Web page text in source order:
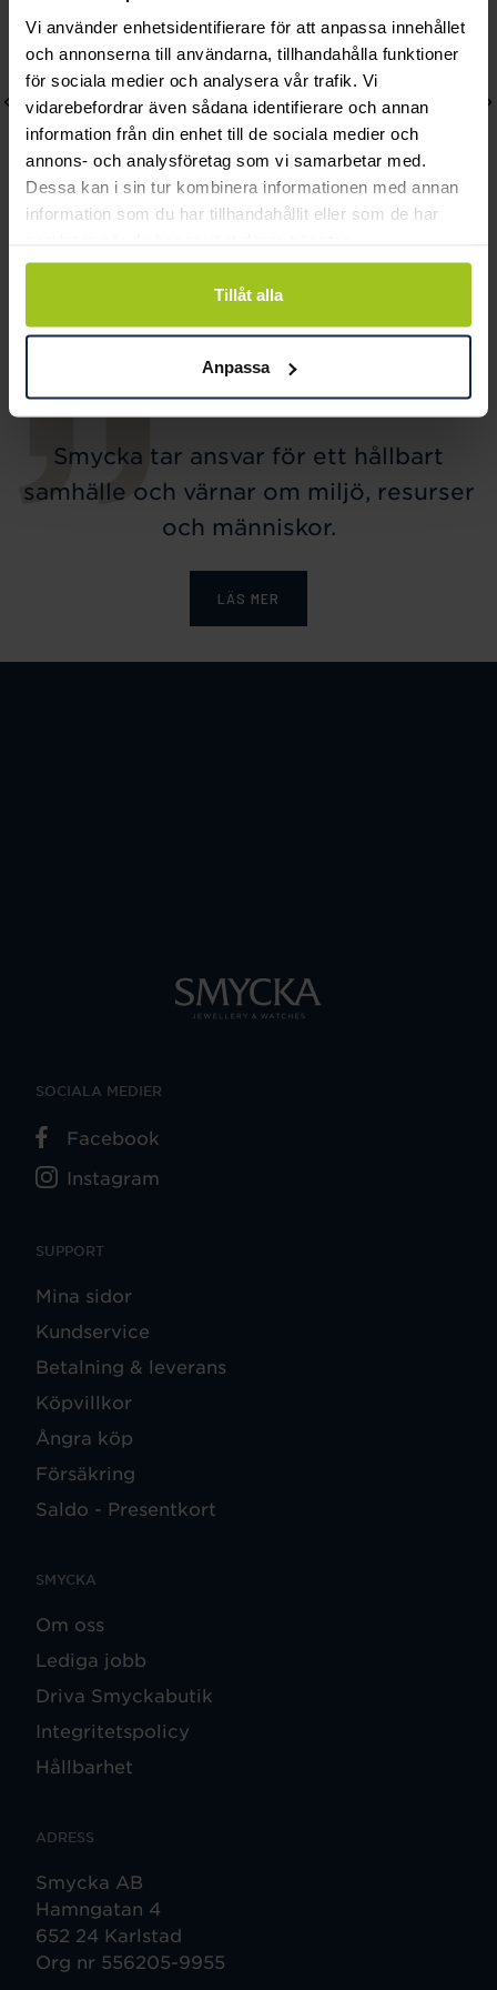
Vi använder enhetsidentifierare för att anpassa innehållet
och annonserna till användarna, tillhandahålla funktioner
för sociala medier och analysera vår trafik. Vi
vidarebefordrar även sådana identifierare och annan
information från din enhet till de sociala medier och
annons- och analysföretag som vi samarbetar med.
Dessa kan i sin tur kombinera informationen med annan
information som du har tillhandahållit eller som de har
Tillåt alla
Anpassa
Charm-armband classic
Charm-hängsmycke
Smycka tar ansvar för ett hållbart
samhälle och värnar om miljö, resurser
och människor.
LÄS MER
SUPPORT
Mina sidor
Kundservice
Betalning & leverans
Köpvillkor
Ångra köp
Försäkring
Saldo - Presentkort
SMYCKA
Om oss
Lediga jobb
Driva Smyckabutik
Integritetspolicy
Hållbarhet
ADRESS
Smycka AB
Hamngatan 4
652 24 Karlstad
Org nr 556205-9955
SOCIALA MEDIER
Facebook
Instagram